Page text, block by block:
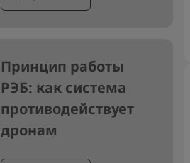
Принцип работы
РЭБ: как система
противодействует
дронам